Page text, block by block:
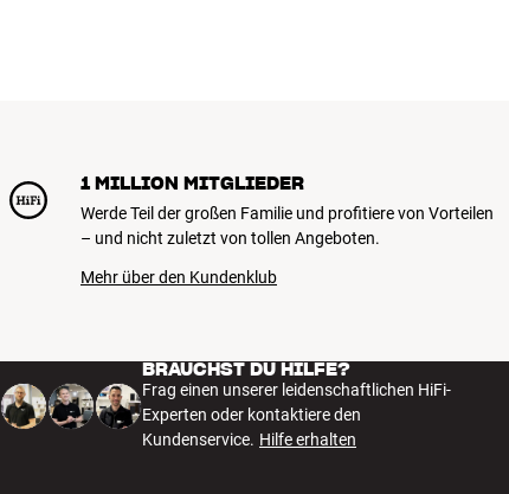
1 MILLION MITGLIEDER
Werde Teil der großen Familie und profitiere von Vorteilen
– und nicht zuletzt von tollen Angeboten.
Mehr über den Kundenklub
BRAUCHST DU HILFE?
Frag einen unserer leidenschaftlichen HiFi-
Experten oder kontaktiere den
Kundenservice. Hilfe erhalten